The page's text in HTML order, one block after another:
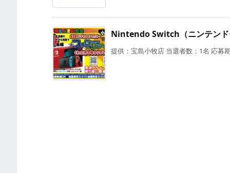
Nintendo Switch（ニンテンド
提供：宝島小牧店 当選者数：1名 応募